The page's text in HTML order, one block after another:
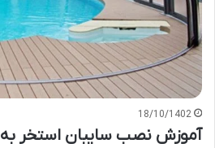
18/10/1402
آموزش نصب سایبان استخر